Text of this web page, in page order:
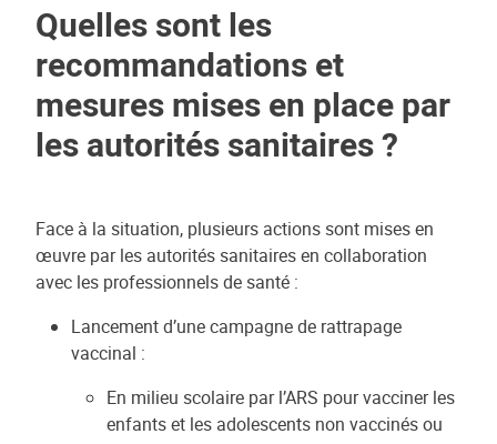
Quelles sont les
recommandations et
mesures mises en place par
les autorités sanitaires ?
Face à la situation, plusieurs actions sont mises en
œuvre par les autorités sanitaires en collaboration
avec les professionnels de santé :
Lancement d’une campagne de rattrapage
vaccinal :
En milieu scolaire par l’ARS pour vacciner les
enfants et les adolescents non vaccinés ou